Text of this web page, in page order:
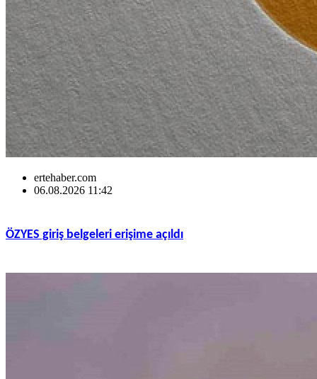
ertehaber.com
06.08.2026 11:42
ÖZYES giriş belgeleri erişime açıldı